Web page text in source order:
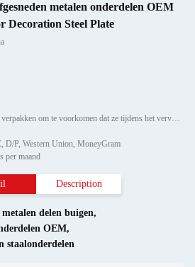
metalen onderdelen OEM
Steel Plate
Verpakking Details: Afzonderlijk verpakken om te voorkomen dat ze tijdens het vervoer beschadigd raken of krabben, vervo
D/P, Western Union, MoneyGram
per maand
Description
metalen delen buigen,
OEM,
staalonderdelen